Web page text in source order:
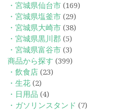
・宮城県仙台市 (169)
・宮城県塩釜市 (29)
・宮城県大崎市 (38)
・宮城県黒川郡 (5)
・宮城県富谷市 (3)
商品から探す (399)
・飲食店 (23)
・生花 (2)
・日用品 (4)
・ガソリンスタンド (7)